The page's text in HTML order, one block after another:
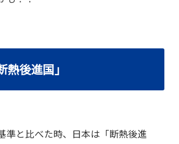
熱後進国」
準と比べた時、日本は「断熱後進